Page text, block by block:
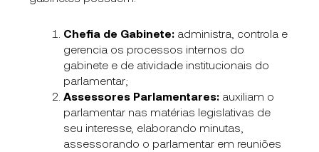
Chefia de Gabinete: administra, controla e
gerencia os processos internos do
gabinete e de atividade institucionais do
parlamentar;
Assessores Parlamentares: auxiliam o
parlamentar nas matérias legislativas de
seu interesse, elaborando minutas,
assessorando o parlamentar em reuniões